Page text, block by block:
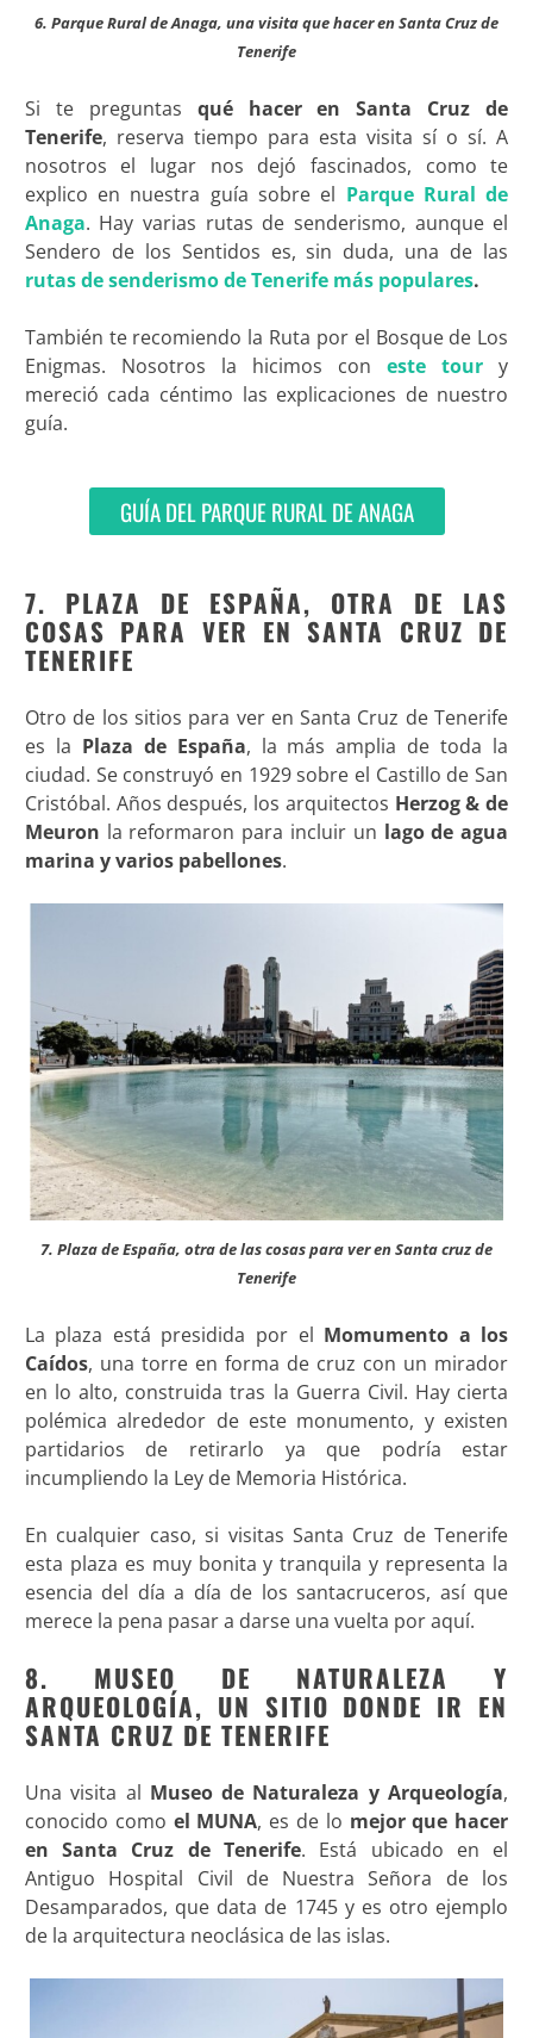
6. Parque Rural de Anaga, una visita que hacer en Santa Cruz de
Tenerife
Si te preguntas qué hacer en Santa Cruz de
Tenerife, reserva tiempo para esta visita sí o sí. A
nosotros el lugar nos dejó fascinados, como te
explico en nuestra guía sobre el Parque Rural de
Anaga. Hay varias rutas de senderismo, aunque el
Sendero de los Sentidos es, sin duda, una de las
rutas de senderismo de Tenerife más populares.
También te recomiendo la Ruta por el Bosque de Los
Enigmas. Nosotros la hicimos coneste tour y
mereció cada céntimo las explicaciones de nuestro
guía.
GUÍA DEL PARQUE RURAL DE ANAGA
7. PLAZA DE ESPAÑA, OTRA DE LAS
COSAS PARA VER EN SANTA CRUZ DE
TENERIFE
Otro de los sitios para ver en Santa Cruz de Tenerife
es la Plaza de España, la más amplia de toda la
ciudad. Se construyó en 1929 sobre el Castillo de San
Cristóbal. Años después, los arquitectos Herzog & de
Meuron la reformaron para incluir un lago de agua
marina y varios pabellones.
7. Plaza de España, otra de las cosas para ver en Santa cruz de
Tenerife
La plaza está presidida por el Momumento a los
Caídos, una torre en forma de cruz con un mirador
en lo alto, construida tras la Guerra Civil. Hay cierta
polémica alrededor de este monumento, y existen
partidarios de retirarlo ya que podría estar
incumpliendo la Ley de Memoria Histórica.
En cualquier caso, si visitas Santa Cruz de Tenerife
esta plaza es muy bonita y tranquila y representa la
esencia del día a día de los santacruceros, así que
merece la pena pasar a darse una vuelta por aquí.
8. MUSEO DE NATURALEZA Y
ARQUEOLOGÍA, UN SITIO DONDE IR EN
SANTA CRUZ DE TENERIFE
Una visita al Museo de Naturaleza y Arqueología,
conocido como el MUNA, es de lo mejor que hacer
en Santa Cruz de Tenerife. Está ubicado en el
Antiguo Hospital Civil de Nuestra Señora de los
Desamparados, que data de 1745 y es otro ejemplo
de la arquitectura neoclásica de las islas.